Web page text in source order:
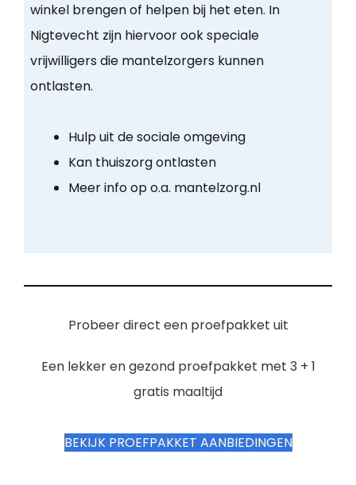
winkel brengen of helpen bij het eten. In
Nigtevecht zijn hiervoor ook speciale
vrijwilligers die mantelzorgers kunnen
ontlasten.
Hulp uit de sociale omgeving
Kan thuiszorg ontlasten
Meer info op o.a. mantelzorg.nl
Probeer direct een proefpakket uit
Een lekker en gezond proefpakket met 3 + 1
gratis maaltijd
BEKIJK PROEFPAKKET AANBIEDINGEN